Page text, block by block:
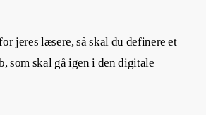
jeres læsere, så skal du definere et
som skal gå igen i den digitale